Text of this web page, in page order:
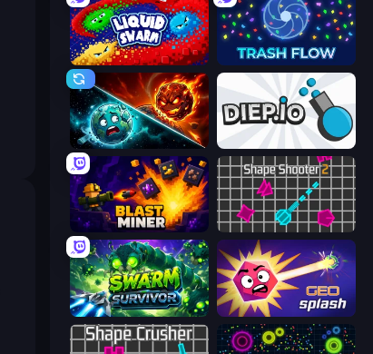
Liquid Swarm Trash Flow
PlanetCrush 2 Diep.io
Blast Miner Shape Shooter 2
Swarm Survivor GEOsplash